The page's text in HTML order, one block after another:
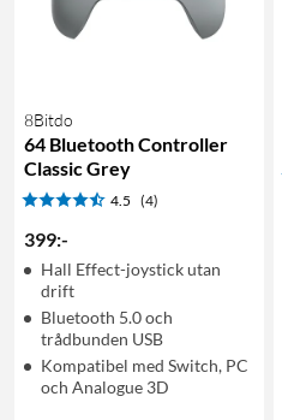
8Bitdo
64 Bluetooth Controller
Classic Grey
4.5 (4)
399:-
Hall Effect-joystick utan
drift
Bluetooth 5.0 och
trådbunden USB
Kompatibel med Switch, PC
och Analogue 3D